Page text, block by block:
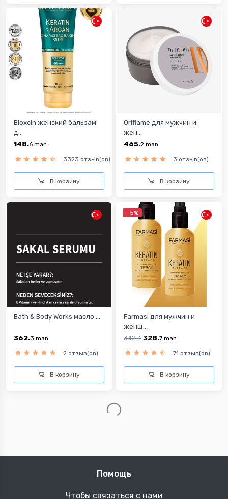
Bioxcin женский бальзам
д...
148.6 man
3323 отзыв(ов)
В корзину
Oriflame для мужчин и
жен...
465.2 man
3 отзыв(ов)
В корзину
Bath & Body Works масло ...
362.3 man
2 отзыв(ов)
В корзину
-5%
Farmasi для мужчин и
женщ...
342.4 328.7 man
71 отзыв(ов)
В корзину